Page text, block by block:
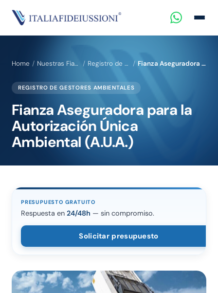
Home Nuestras Fianzas para Empresas y Profesionales Registro de Gestores Ambientales Fianza Aseguradora para la Autorización Única Ambiental (A.U.A.)
REGISTRO DE GESTORES AMBIENTALES
Fianza Aseguradora para la
Autorización Única
Ambiental (A.U.A.)
PRESUPUESTO GRATUITO
Respuesta en 24/48h — sin compromiso.
Solicitar presupuesto